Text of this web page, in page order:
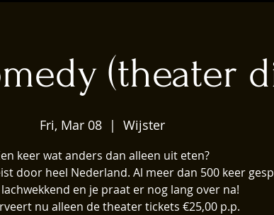
(theater
Fri, Mar 08
  |
Wijster
keer wat anders dan alleen uit eten?
door heel Nederland. Al meer dan 500 keer
en je praat er nog lang over na!
nu alleen de theater tickets €25,00 p.p.